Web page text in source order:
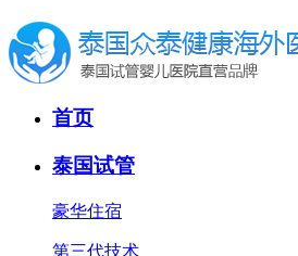
首页
泰国试管
豪华住宿
第三代技术